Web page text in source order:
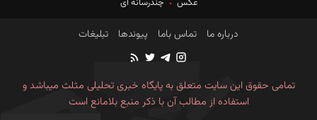
درباره ما تماس باما پیوندها تبلیغات
تمامی حقوق این سایت متعلق به پایگاه خبری تحلیلی مثلث میباشد و
استفاده از مطالب آن با ذکر منبع بلامانع است